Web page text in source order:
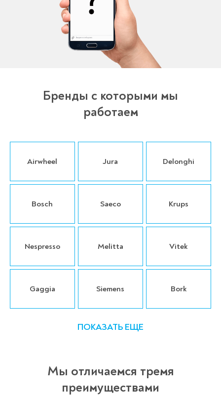
Бренды с которыми мы
работаем
Airwheel Jura Delonghi
Bosch Saeco Krups
Nespresso Melitta Vitek
Gaggia Siemens Bork
ПОКАЗАТЬ ЕЩЕ
Мы отличаемся тремя
преимуществами